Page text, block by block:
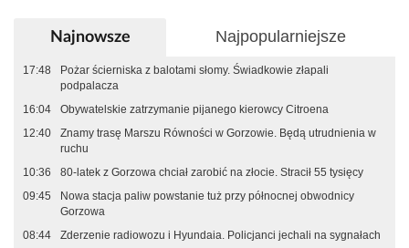
Najnowsze Najpopularniejsze
17:48
Pożar ścierniska z balotami słomy. Świadkowie złapali
podpalacza
16:04
Obywatelskie zatrzymanie pijanego kierowcy Citroena
12:40
Znamy trasę Marszu Równości w Gorzowie. Będą utrudnienia w
ruchu
10:36
80-latek z Gorzowa chciał zarobić na złocie. Stracił 55 tysięcy
09:45
Nowa stacja paliw powstanie tuż przy północnej obwodnicy
Gorzowa
08:44
Zderzenie radiowozu i Hyundaia. Policjanci jechali na sygnałach